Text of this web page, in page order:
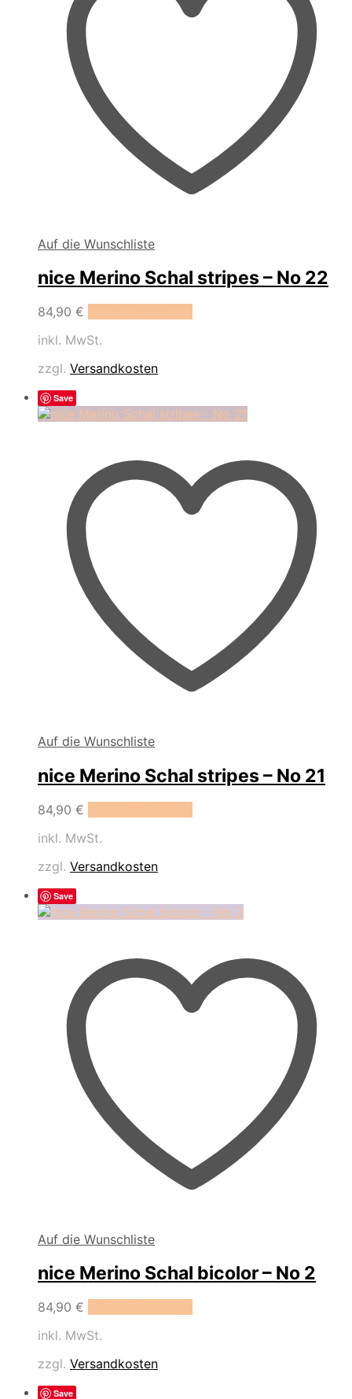
Auf die Wunschliste
nice Merino Schal stripes – No 22
84,90 €
inkl. MwSt.
zzgl. Versandkosten
Save
Auf die Wunschliste
nice Merino Schal stripes – No 21
84,90 €
inkl. MwSt.
zzgl. Versandkosten
Save
Auf die Wunschliste
nice Merino Schal bicolor – No 2
84,90 €
inkl. MwSt.
zzgl. Versandkosten
Save